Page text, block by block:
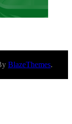
BlazeThemes.